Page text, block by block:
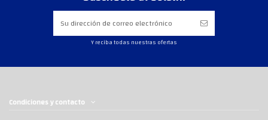
Y reciba todas nuestras ofertas
Condiciones y contacto